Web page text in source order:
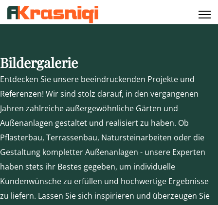
Bildergalerie
Entdecken Sie unsere beeindruckenden Projekte und
Referenzen! Wir sind stolz darauf, in den vergangenen
Jahren zahlreiche außergewöhnliche Gärten und
Außenanlagen gestaltet und realisiert zu haben. Ob
Pflasterbau, Terrassenbau, Natursteinarbeiten oder die
Gestaltung kompletter Außenanlagen - unsere Experten
haben stets ihr Bestes gegeben, um individuelle
Kundenwünsche zu erfüllen und hochwertige Ergebnisse
zu liefern. Lassen Sie sich inspirieren und überzeugen Sie